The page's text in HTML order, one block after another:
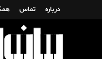
درباره تماس